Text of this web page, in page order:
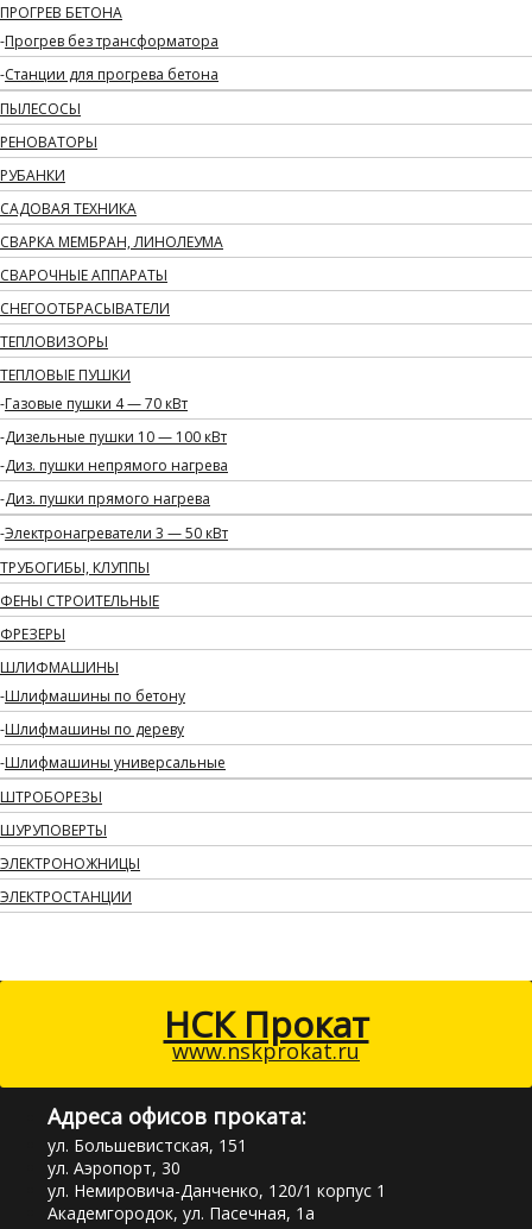
ПРОГРЕВ БЕТОНА
Прогрев без трансформатора
Станции для прогрева бетона
ПЫЛЕСОСЫ
РЕНОВАТОРЫ
РУБАНКИ
САДОВАЯ ТЕХНИКА
СВАРКА МЕМБРАН, ЛИНОЛЕУМА
СВАРОЧНЫЕ АППАРАТЫ
СНЕГООТБРАСЫВАТЕЛИ
ТЕПЛОВИЗОРЫ
ТЕПЛОВЫЕ ПУШКИ
Газовые пушки 4 — 70 кВт
Дизельные пушки 10 — 100 кВт
Диз. пушки непрямого нагрева
Диз. пушки прямого нагрева
Электронагреватели 3 — 50 кВт
ТРУБОГИБЫ, КЛУППЫ
ФЕНЫ СТРОИТЕЛЬНЫЕ
ФРЕЗЕРЫ
ШЛИФМАШИНЫ
Шлифмашины по бетону
Шлифмашины по дереву
Шлифмашины универсальные
ШТРОБОРЕЗЫ
ШУРУПОВЕРТЫ
ЭЛЕКТРОНОЖНИЦЫ
ЭЛЕКТРОСТАНЦИИ
НСК Прокат
www.nskprokat.ru
Адреса офисов проката:
ул. Большевистская, 151
ул. Аэропорт, 30
ул. Немировича-Данченко, 120/1 корпус 1
Академгородок, ул. Пасечная, 1а